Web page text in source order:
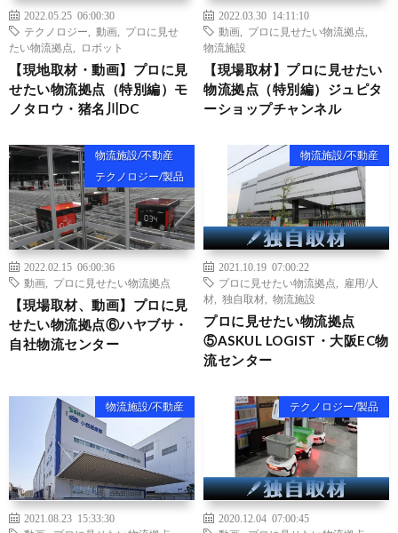
2022.05.25 06:00:30
テクノロジー
動画
プロに見せ
たい物流拠点
ロボット
【現地取材・動画】プロに見
せたい物流拠点（特別編）モ
ノタロウ・猪名川DC
2022.03.30 14:11:10
動画
プロに見せたい物流拠点
物流施設
【現場取材】プロに見せたい
物流拠点（特別編）ジュピタ
ーショップチャンネル
物流施設/不動産
テクノロジー/製品
2022.02.15 06:00:36
動画
プロに見せたい物流拠点
【現場取材、動画】プロに見
せたい物流拠点⑥ハヤブサ・
自社物流センター
物流施設/不動産
2021.10.19 07:00:22
プロに見せたい物流拠点
雇用/人
材
独自取材 物流施設
プロに見せたい物流拠点
⑤ASKUL LOGIST・大阪EC物
流センター
物流施設/不動産
2021.08.23 15:33:30
テクノロジー/製品
2020.12.04 07:00:45